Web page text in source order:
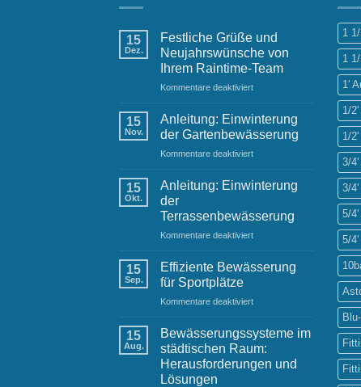
15
Dez.
Festliche Grüße und
Neujahrswünsche von
Ihrem Raintime-Team
Kommentare deaktiviertfür
Grüße
Neujahrswünsche
von
Raintime-
15
Nov.
Anleitung: Einwinterung
der Gartenbewässerung
Kommentare deaktiviertfür
Einwinterung
15
Okt.
Anleitung: Einwinterung
der
Terrassenbewässerung
Kommentare deaktiviertfür
Terrassenbewässerung
15
Sep.
Effiziente Bewässerung
für Sportplätze
Kommentare deaktiviertfür
Bewässerung
für
Sportplätze
15
Aug.
Bewässerungssysteme im
städtischen Raum:
Herausforderungen und
Lösungen
1
1
1'
1/
1/
3/4'
3/4'
5/4'
5/4'